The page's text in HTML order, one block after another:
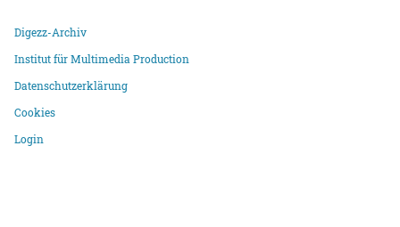
Digezz-Archiv
Institut für Multimedia Production
Datenschutzerklärung
Cookies
Login